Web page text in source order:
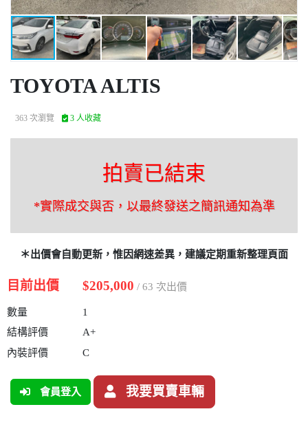
TOYOTA ALTIS
363 次瀏覽 3 人收藏
拍賣已結束
*實際成交與否，以最終發送之簡訊通知為準
＊出價會自動更新，惟因網速差異，建議定期重新整理頁面
目前出價 $205,000 / 63 次出價
數量
1
結構評價
A+
內裝評價
C
會員登入 我要買賣車輛